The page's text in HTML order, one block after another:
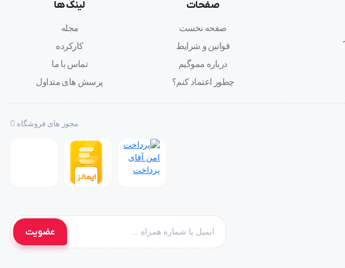
صفحات
صفحه نخست
قوانین و شرایط
درباره مموگیم
چطور اعتماد کنم؟
لینک ها
مجله
کارکرده
تماس با ما
پرسش های متداول
مجوز های فروشگاه
عضویت